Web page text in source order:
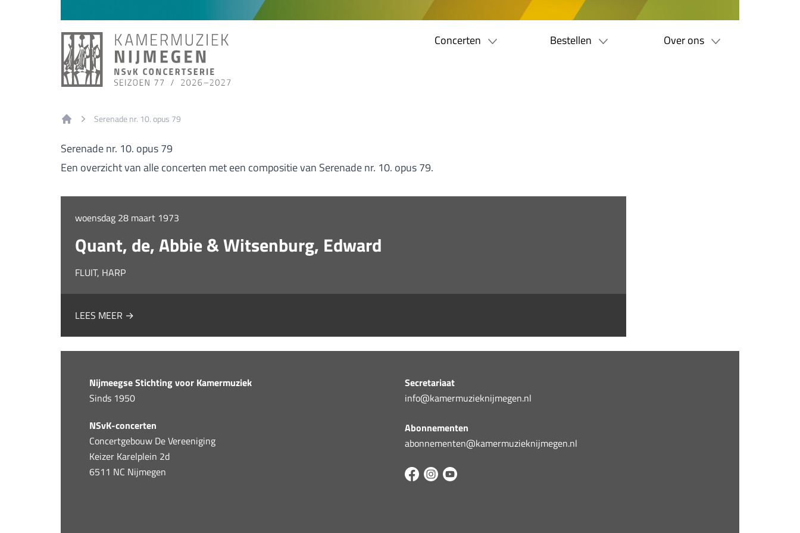
Concerten Bestellen Over ons
Serenade nr. 10. opus 79
Serenade nr. 10. opus 79
Een overzicht van alle concerten met een compositie van Serenade nr. 10. opus 79.
woensdag 28 maart 1973
Quant, de, Abbie & Witsenburg, Edward
FLUIT, HARP
LEES MEER →
Nijmeegse Stichting voor Kamermuziek
Sinds 1950
NSvK-concerten
Concertgebouw De Vereeniging
Keizer Karelplein 2d
6511 NC Nijmegen
Secretariaat
info@kamermuzieknijmegen.nl
Abonnementen
abonnementen@kamermuzieknijmegen.nl